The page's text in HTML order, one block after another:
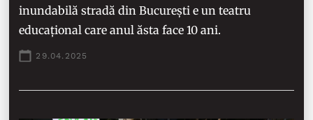
inundabilă stradă din București e un teatru
educațional care anul ăsta face 10 ani.
29.04.2025